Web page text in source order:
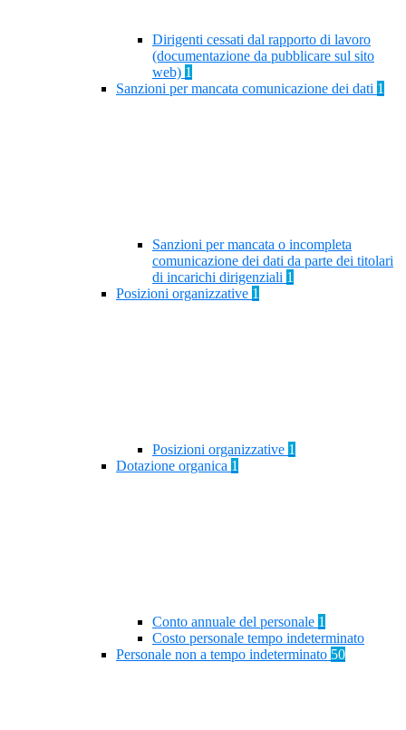
Dirigenti cessati dal rapporto di lavoro
(documentazione da pubblicare sul sito
web) 1
Sanzioni per mancata comunicazione dei dati 1
Sanzioni per mancata o incompleta
comunicazione dei dati da parte dei titolari
di incarichi dirigenziali 1
Posizioni organizzative 1
Posizioni organizzative 1
Dotazione organica 1
Conto annuale del personale 1
Costo personale tempo indeterminato
Personale non a tempo indeterminato 50